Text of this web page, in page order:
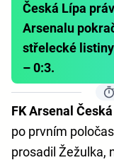
Česká Lípa
Arsenalu
střelecké listiny
– 0:3.
FK Arsenal
po prvním
prosadil Žežulka,